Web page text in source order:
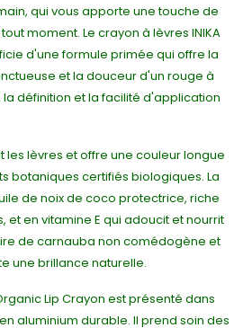
qui vous apporte une touche de
moment. Le crayon à lèvres INIKA
d'une formule primée qui offre la
et la douceur d'un rouge à
la définition et la facilité d'application
les lèvres et offre une couleur longue
botaniques certifiés biologiques. La
de noix de coco protectrice, riche
et en vitamine E qui adoucit et nourrit
de carnauba non comédogène et
une brillance naturelle.
Lip Crayon est présenté dans
aluminium durable. Il prend soin des